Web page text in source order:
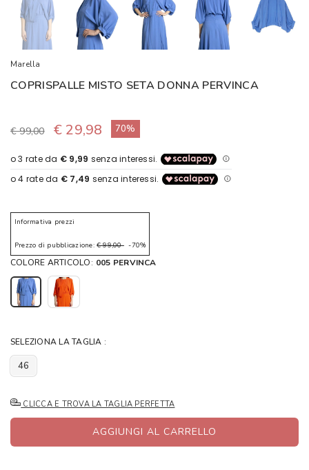
Marella
COPRISPALLE MISTO SETA DONNA PERVINCA
€ 99,00 € 29,98 70%
Informativa prezzi
Prezzo di pubblicazione: € 99,00-70%
COLORE ARTICOLO: 005 PERVINCA
SELEZIONA LA TAGLIA :
46
CLICCA E TROVA LA TAGLIA PERFETTA
AGGIUNGI AL CARRELLO